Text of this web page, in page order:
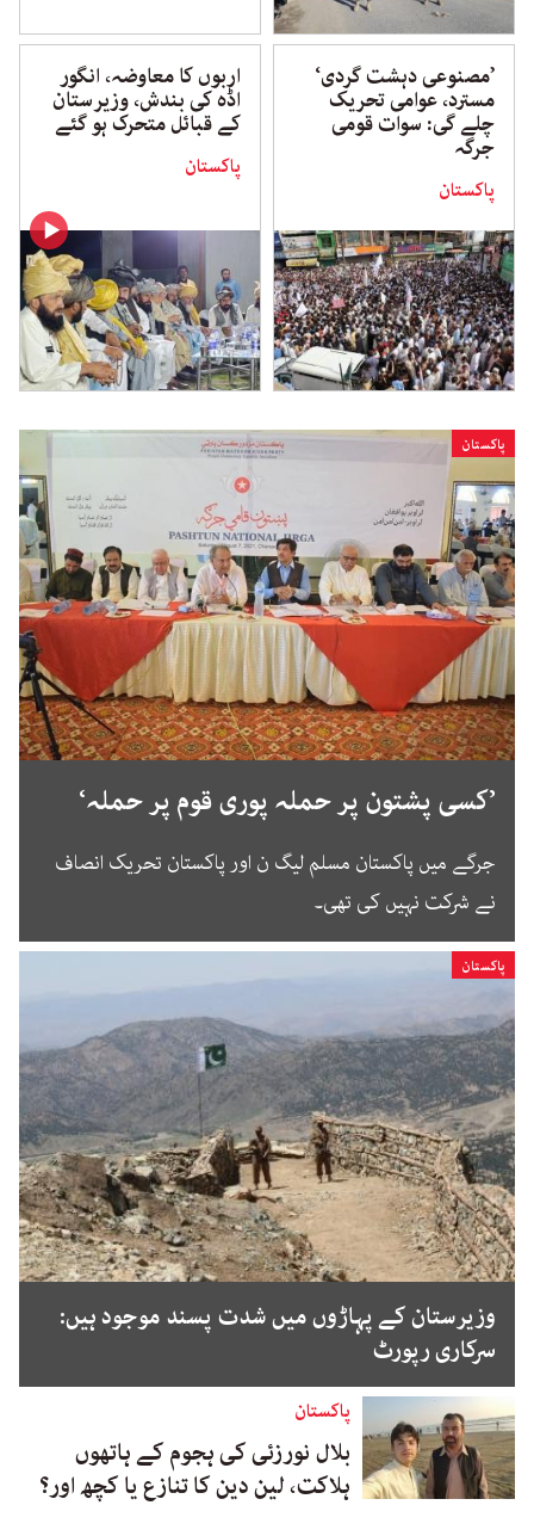
’مصنوعی دہشت گردی‘
مسترد، عوامی تحریک
چلے گی: سوات قومی
جرگہ
پاکستان
اربوں کا معاوضہ، انگور
اڈہ کی بندش، وزیرستان
کے قبائل متحرک ہو گئے
پاکستان
پاکستان
’کسی پشتون پر حملہ پوری قوم پر حملہ‘
جرگے میں پاکستان مسلم لیگ ن اور پاکستان تحریک انصاف
نے شرکت نہیں کی تھی۔
پاکستان
وزیرستان کے پہاڑوں میں شدت پسند موجود ہیں:
سرکاری رپورٹ
پاکستان
بلال نورزئی کی ہجوم کے ہاتھوں
ہلاکت، لین دین کا تنازع یا کچھ اور؟